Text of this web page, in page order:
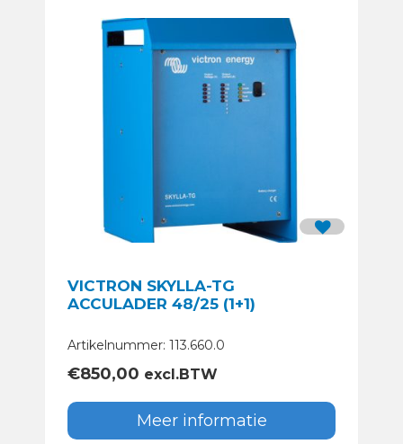
VICTRON SKYLLA-TG
ACCULADER 48/25 (1+1)
Artikelnummer: 113.660.0
€850,00 excl.BTW
Meer informatie